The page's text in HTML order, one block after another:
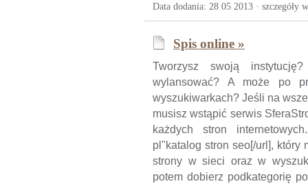
Data dodania: 28 05 2013 · szczegóły
Spis online »
Tworzysz swoją
wylansować? A może po
wyszukiwarkach? Jeśli na
musisz wstąpić serwis
każdych stron
pl"katalog stron seo[/url], który
strony w sieci oraz w
potem dobierz podkategorię